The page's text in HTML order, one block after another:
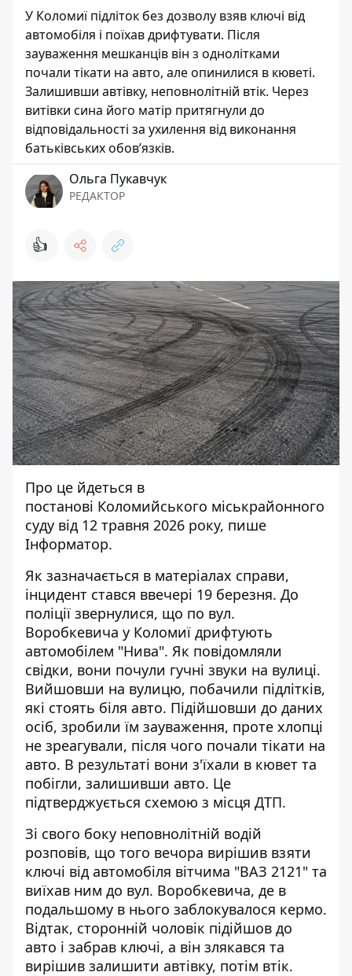
У Коломиї підліток без дозволу взяв ключі від
автомобіля і поїхав дрифтувати. Після
зауваження мешканців він з однолітками
почали тікати на авто, але опинилися в кюветі.
Залишивши автівку, неповнолітній втік. Через
витівки сина його матір притягнули до
відповідальності за ухилення від виконання
батьківських обов’язків.
Ольга Пукавчук
РЕДАКТОР
👍
Про це йдеться в
постанові Коломийського міськрайонного
суду від 12 травня 2026 року, пише
Інформатор.
Як зазначається в матеріалах справи,
інцидент стався ввечері 19 березня. До
поліції звернулися, що по вул.
Воробкевича у Коломиї дрифтують
автомобілем "Нива". Як повідомляли
свідки, вони почули гучні звуки на вулиці.
Вийшовши на вулицю, побачили підлітків,
які стоять біля авто. Підійшовши до даних
осіб, зробили їм зауваження, проте хлопці
не зреагували, після чого почали тікати на
авто. В результаті вони з'їхали в кювет та
побігли, залишивши авто. Це
підтверджується схемою з місця ДТП.
Зі свого боку неповнолітній водій
розповів, що того вечора вирішив взяти
ключі від автомобіля вітчима "ВАЗ 2121" та
виїхав ним до вул. Воробкевича, де в
подальшому в нього заблокувалося кермо.
Відтак, сторонній чоловік підійшов до
авто і забрав ключі, а він злякався та
вирішив залишити автівку, потім втік.